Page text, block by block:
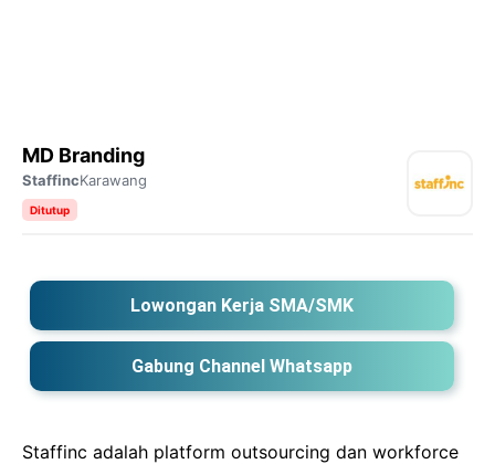
MD Branding
StaffincKarawang
Ditutup
Lowongan Kerja SMA/SMK
Gabung Channel Whatsapp
Staffinc adalah platform outsourcing dan workforce